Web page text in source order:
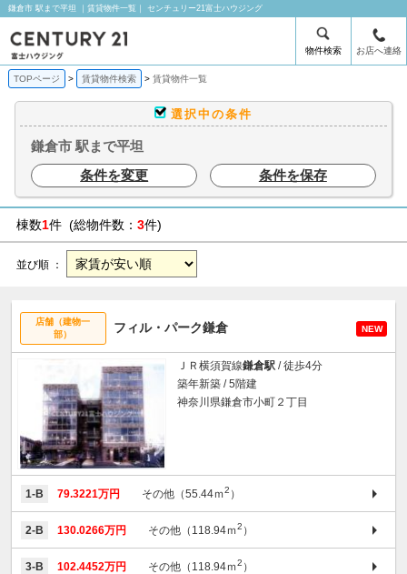
鎌倉市 駅まで平坦 ｜賃貸物件一覧｜ センチュリー21富士ハウジング
物件検索 お店へ連絡
TOPページ 賃貸物件検索 賃貸物件一覧
選択中の条件
鎌倉市 駅まで平坦
条件を変更
条件を保存
棟数1件 (総物件数： 3件)
並び順 ：
店舗（建物一
部）
フィル・パーク鎌倉 NEW
ＪＲ横須賀線鎌倉駅 / 徒歩4分
築年新築 / 5階建
神奈川県鎌倉市小町２丁目
1-B 79.3221万円 その他（55.44ｍ2 ）
2-B 130.0266万円 その他（118.94ｍ2 ）
3-B 102.4452万円 その他（118.94ｍ2 ）